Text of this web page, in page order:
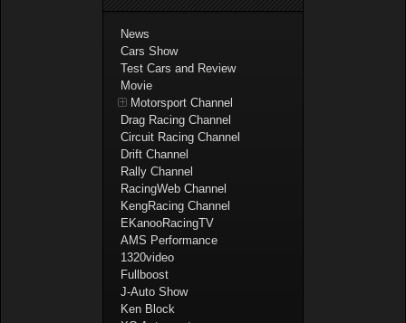
News
Cars Show
Test Cars and Review
Movie
Motorsport Channel
Drag Racing Channel
Circuit Racing Channel
Drift Channel
Rally Channel
RacingWeb Channel
KengRacing Channel
EKanooRacingTV
AMS Performance
1320video
Fullboost
J-Auto Show
Ken Block